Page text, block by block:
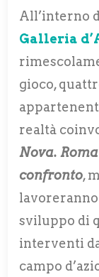
All’interno
Galleria
gioco,
realtà
Nova.
confronto,
sviluppo di
interventi
campo